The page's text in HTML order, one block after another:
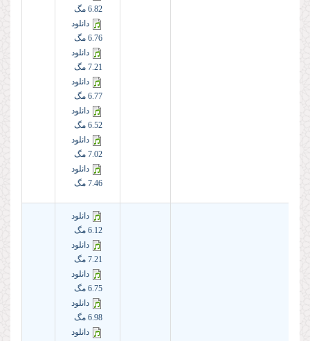
6.82 مگ
دانلود
6.76 مگ
دانلود
7.21 مگ
دانلود
6.77 مگ
دانلود
6.52 مگ
دانلود
7.02 مگ
دانلود
7.46 مگ
دانلود
6.12 مگ
دانلود
7.21 مگ
دانلود
6.75 مگ
دانلود
6.98 مگ
دانلود